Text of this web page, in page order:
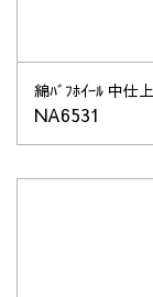
綿ﾊﾞﾌﾎｲｰﾙ 中仕
NA6531